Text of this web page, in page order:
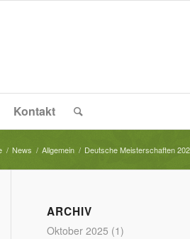
Kontakt
/ News / Allgemein / Deutsche Meisterschaften
ARCHIV
Oktober 2025 (1)